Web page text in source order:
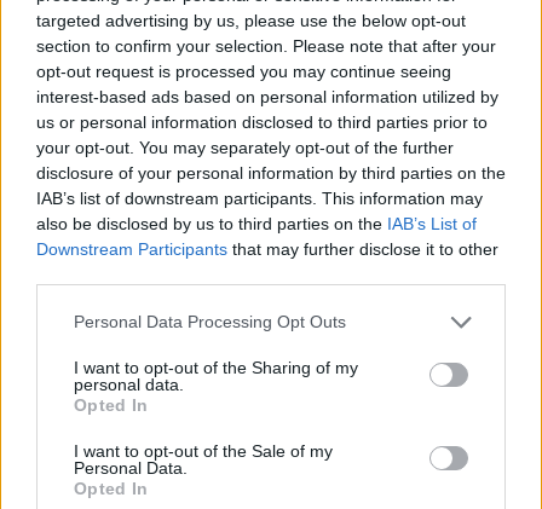
targeted advertising by us, please use the below opt-out
section to confirm your selection. Please note that after your
opt-out request is processed you may continue seeing
interest-based ads based on personal information utilized by
us or personal information disclosed to third parties prior to
your opt-out. You may separately opt-out of the further
disclosure of your personal information by third parties on the
IAB’s list of downstream participants. This information may
also be disclosed by us to third parties on the IAB’s List of
Downstream Participants that may further disclose it to other
Please note that this website/app uses one or more Google
not limited to your visit or usage behaviour. You may click to
grant or deny consent to Google and its third-party tags to
use your data for below specified purposes in below Google
consent section.
Personal Data Processing Opt Outs
I want to opt-out of the Sharing of my
personal data.
Opted In
I want to opt-out of the Sale of my
Personal Data.
Opted In
munka.
A lap szerint az interlagosi versenyhétvége során